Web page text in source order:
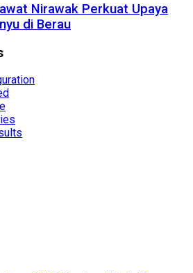
Nirawak Perkuat Upaya
di Berau